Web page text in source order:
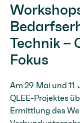
Technik –
Fokus
Am 29. Mai und
QLEE-Projektes
Ermittlung des